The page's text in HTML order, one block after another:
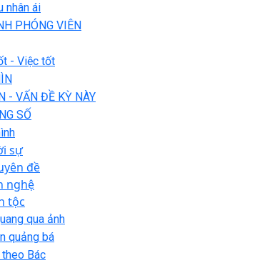
nhân ái
PHÓNG VIÊN
- Việc tốt
- VẤN ĐỀ KỲ NÀY
SỐ
sự
đề
nghệ
tộc
qua ảnh
quảng bá
Bác